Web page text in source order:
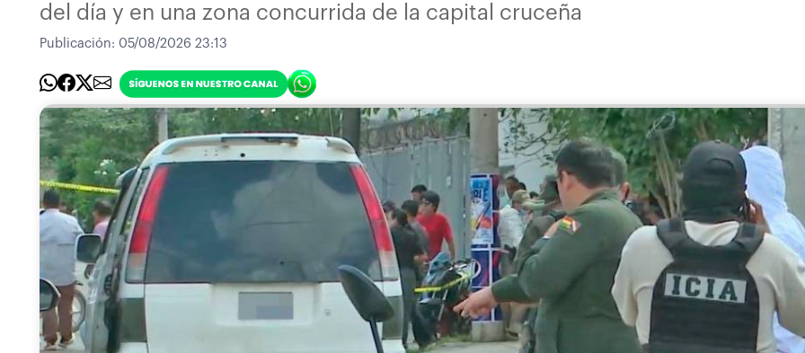
del día y en una zona concurrida de la capital cruceña
Publicación: 05/08/2026 23:13